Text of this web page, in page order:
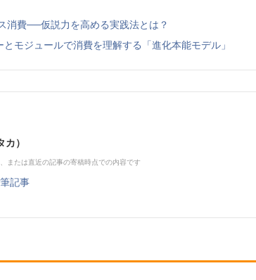
消費──仮説力を高める実践法とは？
モジュールで消費を理解する「進化本能モデル」
）
または直近の記事の寄稿時点での内容です
記事